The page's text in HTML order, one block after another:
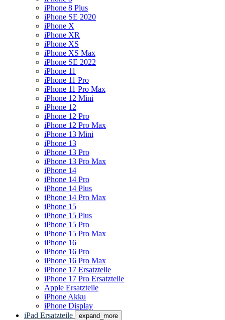
iPhone 8 Plus
iPhone SE 2020
iPhone X
iPhone XR
iPhone XS
iPhone XS Max
iPhone SE 2022
iPhone 11
iPhone 11 Pro
iPhone 11 Pro Max
iPhone 12 Mini
iPhone 12
iPhone 12 Pro
iPhone 12 Pro Max
iPhone 13 Mini
iPhone 13
iPhone 13 Pro
iPhone 13 Pro Max
iPhone 14
iPhone 14 Pro
iPhone 14 Plus
iPhone 14 Pro Max
iPhone 15
iPhone 15 Plus
iPhone 15 Pro
iPhone 15 Pro Max
iPhone 16
iPhone 16 Pro
iPhone 16 Pro Max
iPhone 17 Ersatzteile
iPhone 17 Pro Ersatzteile
Apple Ersatzteile
iPhone Akku
iPhone Display
iPad Ersatzteile
expand_more